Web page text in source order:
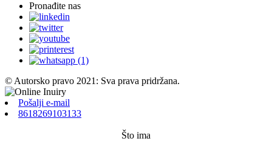
Pronađite nas
© Autorsko pravo 2021: Sva prava pridržana.
Pošalji e-mail
8618269103133
Što ima